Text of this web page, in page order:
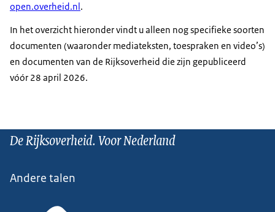
open.overheid.nl.
In het overzicht hieronder vindt u alleen nog specifieke soorten
documenten (waaronder mediateksten, toespraken en video’s)
en documenten van de Rijksoverheid die zijn gepubliceerd
vóór 28 april 2026.
De Rijksoverheid. Voor Nederland
Andere talen